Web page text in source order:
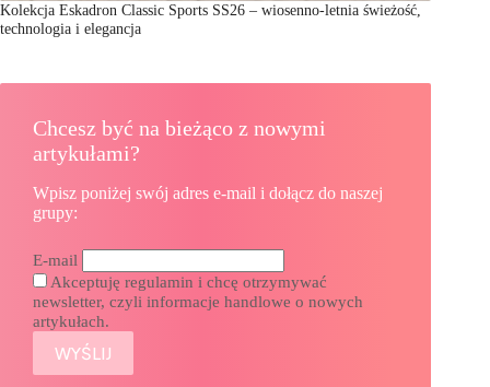
Kolekcja Eskadron Classic Sports SS26 – wiosenno-letnia świeżość,
technologia i elegancja
Chcesz być na bieżąco z nowymi
artykułami?
Wpisz poniżej swój adres e-mail i dołącz do naszej
grupy:
E-mail
Akceptuję regulamin i chcę otrzymywać
newsletter, czyli informacje handlowe o nowych
artykułach.